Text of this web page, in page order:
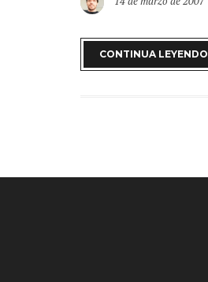
CONTINUA LEYENDO